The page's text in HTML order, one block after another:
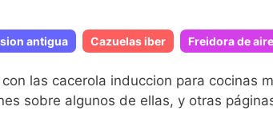
antigua Cazuelas iber Freidora de
las cacerola induccion para cocinas
sobre algunos de ellas, y otras